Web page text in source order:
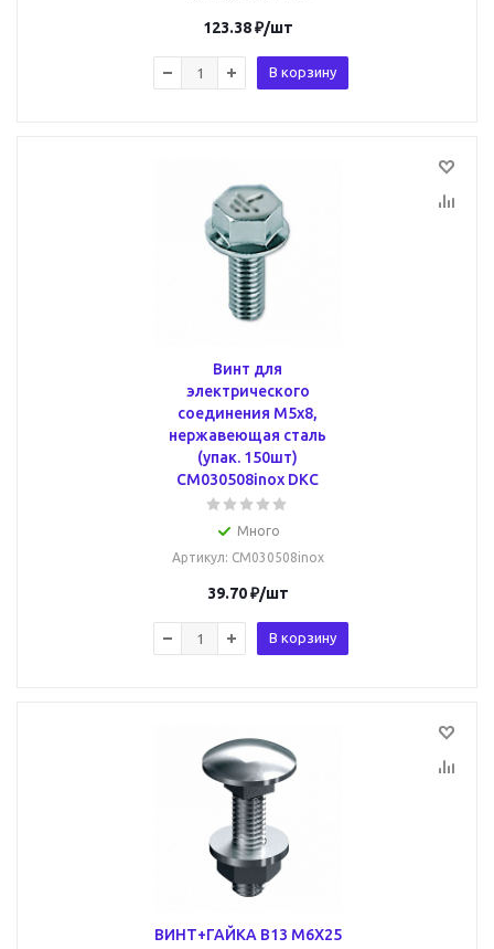
123.38₽/шт
В корзину
Винт для
электрического
соединения М5х8,
нержавеющая сталь
(упак. 150шт)
CM030508inox DKC
Много
Артикул: CM030508inox
39.70₽/шт
В корзину
ВИНТ+ГАЙКА B13 M6X25